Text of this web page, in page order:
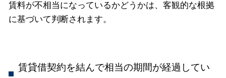
賃料が不相当になっているかどうかは、客観的な根拠
に基づいて判断されます。
賃貸借契約を結んで相当の期間が経過してい